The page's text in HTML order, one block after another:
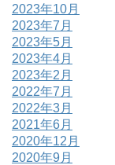
2023年10月
2023年7月
2023年5月
2023年4月
2023年2月
2022年7月
2022年3月
2021年6月
2020年12月
2020年9月